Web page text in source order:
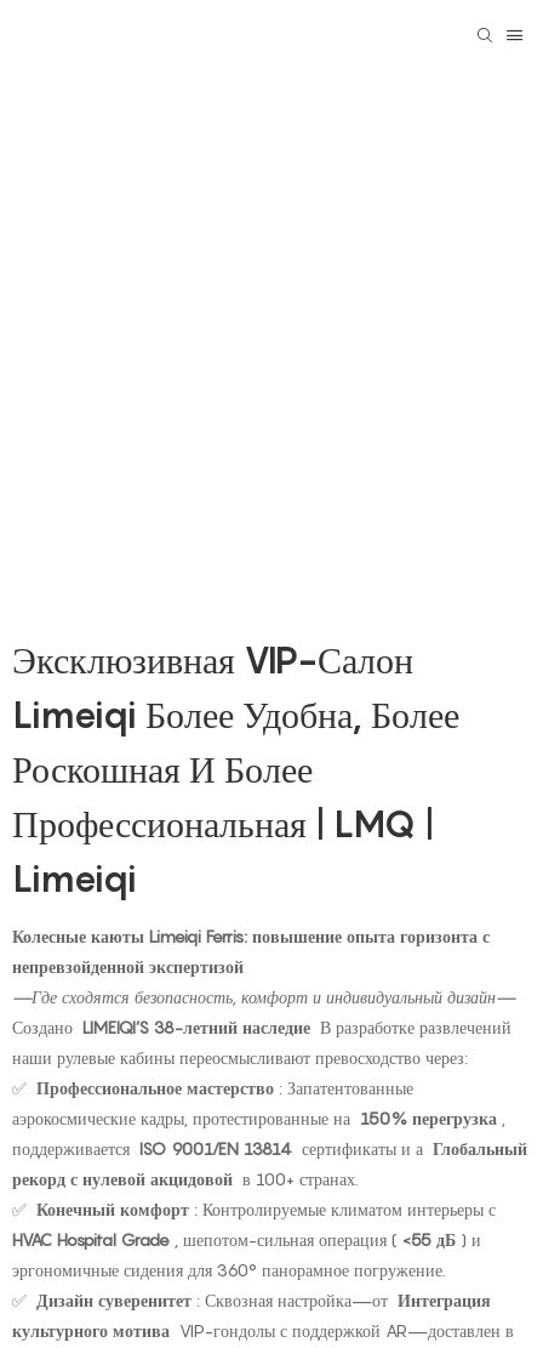
Эксклюзивная VIP-Салон
Limeiqi Более Удобна, Более
Роскошная И Более
Профессиональная | LMQ |
Limeiqi
Колесные каюты Limeiqi Ferris: повышение опыта горизонта с
непревзойденной экспертизой
—Где сходятся безопасность, комфорт и индивидуальный дизайн—
Создано LIMEIQI’S 38-летний наследие В разработке развлечений
наши рулевые кабины переосмысливают превосходство через:
✅ Профессиональное мастерство : Запатентованные
аэрокосмические кадры, протестированные на 150% перегрузка
поддерживается ISO 9001/EN 13814 сертификаты и а Глобальный
рекорд с нулевой акцидовой в 100+ странах.
✅ Конечный комфорт : Контролируемые климатом интерьеры с
HVAC Hospital Grade
, шепотом-сильная операция ( <55 дБ ) и
эргономичные сидения для 360° панорамное погружение.
✅ Дизайн суверенитет : Сквозная настройка—от Интеграция
культурного мотива VIP-гондолы с поддержкой AR—доставлен в